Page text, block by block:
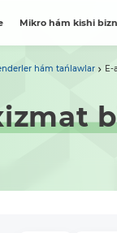
Mikro hám kishi
hám tańlawlar E-